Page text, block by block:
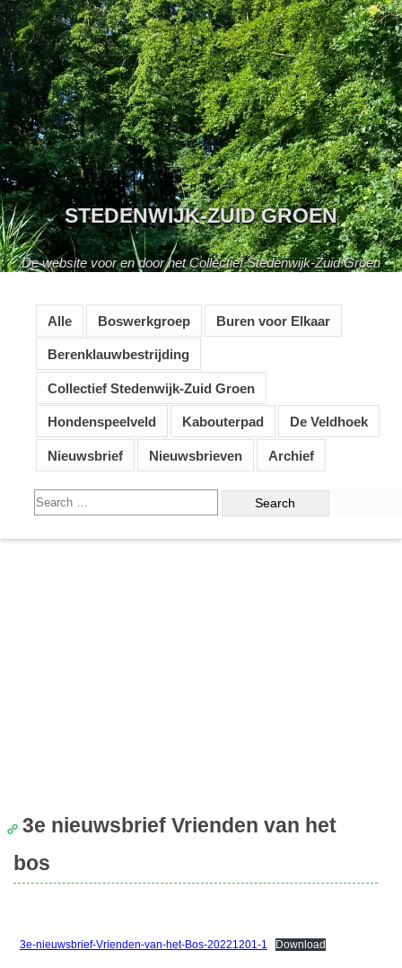
Skip
to
content
STEDENWIJK-ZUID GROEN
De website voor en door het Collectief Stedenwijk-Zuid Groen
Alle Boswerkgroep Buren voor Elkaar
Berenklauwbestrijding
Collectief Stedenwijk-Zuid Groen
Hondenspeelveld Kabouterpad De Veldhoek
Nieuwsbrief Nieuwsbrieven Archief
Search
for:
3e nieuwsbrief Vrienden van het
bos
3e-nieuwsbrief-Vrienden-van-het-Bos-20221201-1 Download